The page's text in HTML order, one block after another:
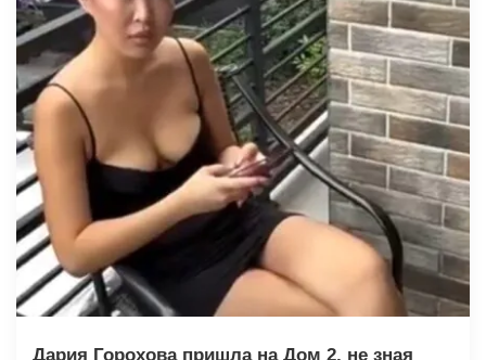
Дария Горохова пришла на Дом 2, не зная